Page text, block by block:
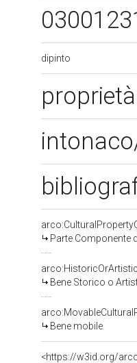
dipinto
Parte Componente
Bene Storico o
Bene mobile
<https://w3id.org/